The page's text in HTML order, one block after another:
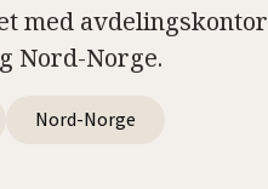
med avdelingskontor
Nord-Norge.
Nord-Norge